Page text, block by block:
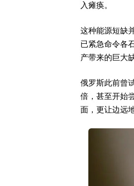
入瘫痪。
这种能源短缺
已紧急命令各
产带来的巨大
俄罗斯此前曾
倍，甚至开始
面，更让边远